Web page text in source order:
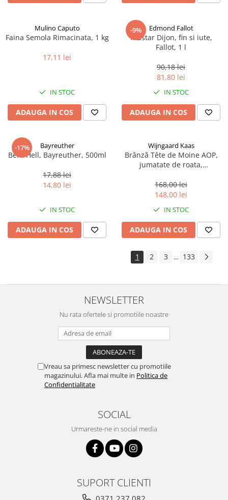
Mulino Caputo
Faina Semola Rimacinata, 1 kg
17,11 lei
IN STOC
ADAUGA IN COS
-9% Edmond Fallot
Mustar Dijon, fin si iute,
Fallot, 1 l
90,18 lei
81,80 lei
IN STOC
ADAUGA IN COS
-17% Bayreuther
Bere Hell, Bayreuther, 500ml
17,88 lei
14,80 lei
IN STOC
ADAUGA IN COS
Wijngaard Kaas
Brânză Tête de Moine AOP,
jumatate de roata,
168,00 lei
148,00 lei
IN STOC
ADAUGA IN COS
1 2 3 ... 133
NEWSLETTER
Nu rata ofertele si promotiile noastre
Vreau sa primesc newsletter cu promotiile
magazinului. Afla mai multe in Politica de
Confidentialitate
SOCIAL
Urmareste-ne in social media
SUPORT CLIENTI